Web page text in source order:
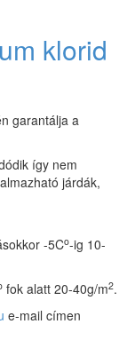
klorid
garantálja a
így nem
járdák,
-5Co-ig 10-
fok alatt 20-40g/m2.
e-mail címen